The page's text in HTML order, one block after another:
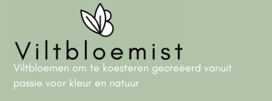
Viltbloemen om te koesteren gecreëerd vanuit
passie voor kleur en natuur